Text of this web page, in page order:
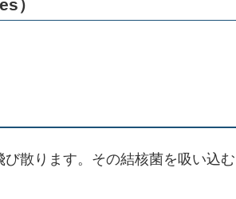
）​
散ります。その結核菌を吸い込む